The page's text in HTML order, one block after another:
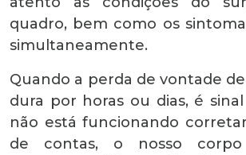
quadro, bem como os
simultaneamente.
Quando a perda de vontade
dura por horas ou dias, é
não está funcionando
de contas, o nosso